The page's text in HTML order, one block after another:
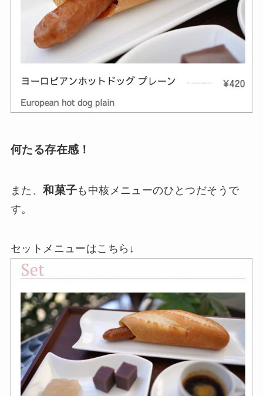
何たる存在感！
また、和菓子も中核メニューのひとつだそうで
す。
セットメニューはこちら↓